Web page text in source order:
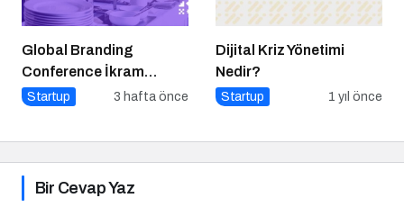
Global Branding
Conference İkram
Partnerleri: Katılımcı
Startup 3 hafta önce
Dijital Kriz Yönetimi
Nedir?
Startup 1 yıl önce
Bir Cevap Yaz